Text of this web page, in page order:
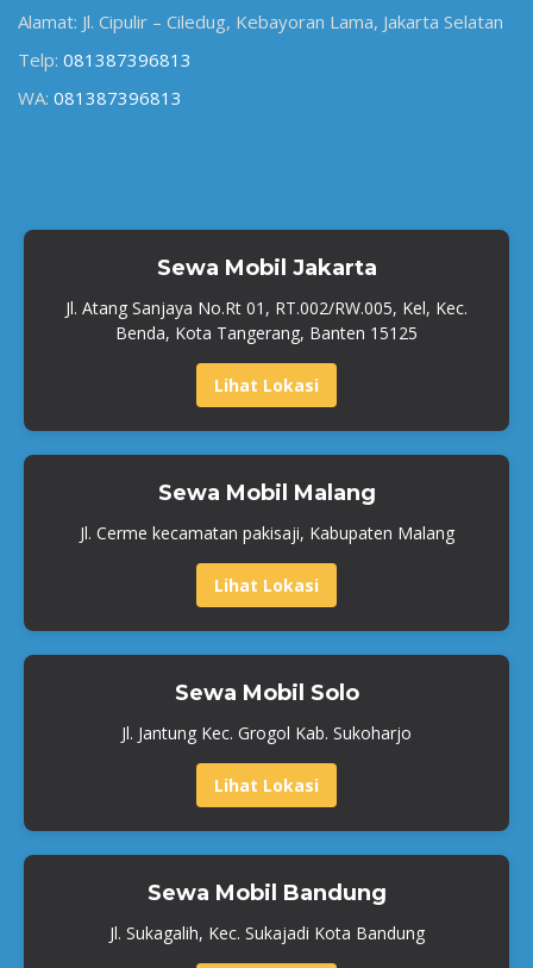
Alamat: Jl. Cipulir – Ciledug, Kebayoran Lama, Jakarta Selatan
Telp: 081387396813
WA: 081387396813
Sewa Mobil Jakarta
Jl. Atang Sanjaya No.Rt 01, RT.002/RW.005, Kel, Kec.
Benda, Kota Tangerang, Banten 15125
Lihat Lokasi
Sewa Mobil Malang
Jl. Cerme kecamatan pakisaji, Kabupaten Malang
Lihat Lokasi
Sewa Mobil Solo
Jl. Jantung Kec. Grogol Kab. Sukoharjo
Lihat Lokasi
Sewa Mobil Bandung
Jl. Sukagalih, Kec. Sukajadi Kota Bandung